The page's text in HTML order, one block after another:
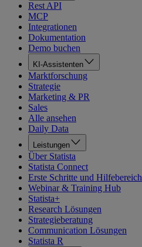
Rest API
MCP
Integrationen
Dokumentation
Demo buchen
KI-Assistenten
Marktforschung
Strategie
Marketing & PR
Sales
Alle ansehen
Daily Data
Leistungen
Über Statista
Statista Connect
Erste Schritte und Hilfebereich
Webinar & Training Hub
Statista+
Research Lösungen
Strategieberatung
Communication Lösungen
Statista R